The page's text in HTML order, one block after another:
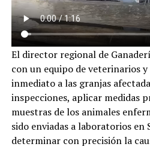
El director regional de
con un equipo de veterinarios
inmediato a las granjas
inspecciones, aplicar medidas
muestras de los animales
sido enviadas a laboratorios en
determinar con precisión la